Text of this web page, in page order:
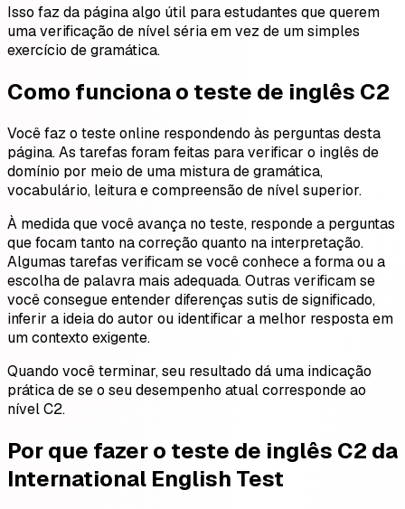
Isso faz da página algo útil para estudantes que querem
uma verificação de nível séria em vez de um simples
exercício de gramática.
Como funciona o teste de inglês C2
Você faz o teste online respondendo às perguntas desta
página. As tarefas foram feitas para verificar o inglês de
domínio por meio de uma mistura de gramática,
vocabulário, leitura e compreensão de nível superior.
À medida que você avança no teste, responde a perguntas
que focam tanto na correção quanto na interpretação.
Algumas tarefas verificam se você conhece a forma ou a
escolha de palavra mais adequada. Outras verificam se
você consegue entender diferenças sutis de significado,
inferir a ideia do autor ou identificar a melhor resposta em
um contexto exigente.
Quando você terminar, seu resultado dá uma indicação
prática de se o seu desempenho atual corresponde ao
nível C2.
Por que fazer o teste de inglês C2 da
International English Test